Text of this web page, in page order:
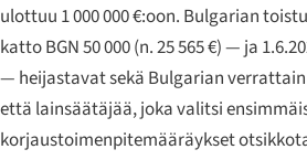
ulottuu 1 000 000 €:oon. Bulgarian
katto BGN 50 000 (n. 25 565 €) — ja
— heijastavat sekä Bulgarian
että lainsäätäjää, joka valitsi
korjaustoimenpitemääräykset